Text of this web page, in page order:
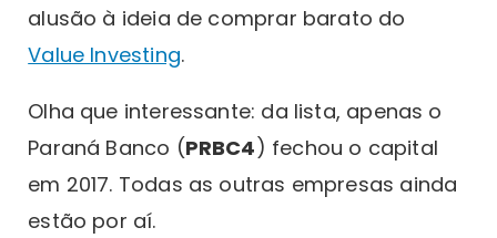
alusão à ideia de comprar barato do
Value Investing.
Olha que interessante: da lista, apenas o
Paraná Banco (PRBC4) fechou o capital
em 2017. Todas as outras empresas ainda
estão por aí.